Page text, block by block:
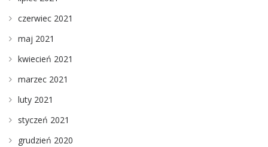
czerwiec 2021
maj 2021
kwiecień 2021
marzec 2021
luty 2021
styczeń 2021
grudzień 2020